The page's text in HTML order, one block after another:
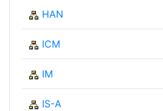
HAN
ICM
IM
IS-A